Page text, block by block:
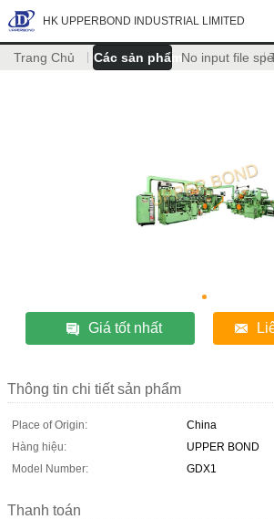
HK UPPERBOND INDUSTRIAL LIMITED
Trang Chủ Các sản phẩm No input file
Giá tốt nhất
Thông tin chi tiết sản phẩm
Place of Origin:
China
Hàng hiệu:
UPPER BOND
Model Number:
GDX1
Thanh toán